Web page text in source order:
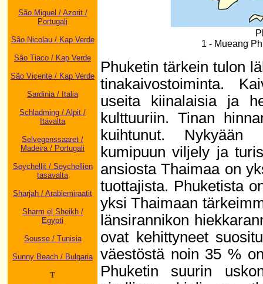
São Miguel / Azorit /
Portugali
São Nicolau / Kap Verde
São Tiaco / Kap Verde
São Vicente / Kap Verde
Sardinia / Italia
Schladming / Alpit /
Itävalta
Selvegenssaaret /
Madeira / Portugali
Seychellit / Seychellien
tasavalta
Sharjah / Arabiemiraatit
Sharm el Sheikh /
Egypti
Sousse / Tunisia
Sunny Beach / Bulgaria
T
1 - Mueang
Phuketin tärkein tulon
tinakaivostoiminta.
useita kiinalaisia ja
kulttuuriin. Tinan
kuihtunut. Nykyään
kumipuun viljely ja
ansiosta Thaimaa on
tuottajista. Phuketista
yksi Thaimaan
länsirannikon
ovat kehittyneet
väestöstä noin 35 %
Phuketin suurin